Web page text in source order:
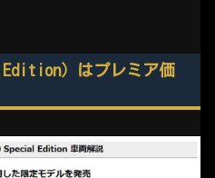
）はプレミア価